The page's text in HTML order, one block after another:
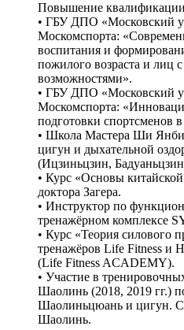
Повышение
• ГБУ ДПО «Московский
Москомспорта:
воспитания и
пожилого возраста и лиц
возможностями».
• ГБУ ДПО «Московский
Москомспорта:
подготовки спортсменов
• Школа Мастера Ши
цигун и дыхательной
(Ицзиньцзин,
• Курс «Основы
доктора Загера.
• Инструктор по
тренажёрном комплексе
• Курс «Теория силового
тренажёров Life Fitness и
(Life Fitness ACADEMY).
• Участие в
Шаолинь (2018, 2019 гг.)
Шаолиньцюань и цигун.
Шаолинь.